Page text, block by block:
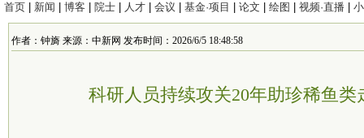
首页
新闻 博客 院士 人才 会议 基金·项目 论文 绘图 视频·直播
作者：钟旖 来源：中新网 发布时间：2026/6/5 18:48:58
科研人员持续攻关20年助珍稀鱼类